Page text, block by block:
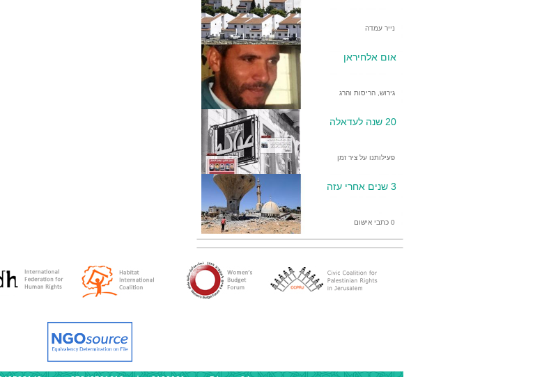
נייר עמדה
אום אלחיראן
גירוש, הריסות והרג
20 שנה לעדאלה
פעילותנו על ציר זמן
3 שנים אחרי עזה
0 כתבי אישום